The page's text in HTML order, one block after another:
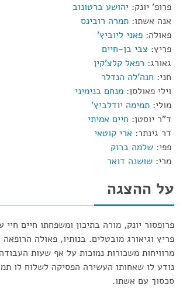
פרופ' יונק: יהושע ברטונוב
אנה אשתו: תמרה רובינס
פאולה: פאני ליוביץ'
פריץ: צבי בן-חיים
גאורג: רפאל קלצ'קין
חני: חנה'לה הנדלר
וילי פאולסן: מנחם בנימיני
מולי: תמימה יודלביץ'
ד"ר יוסטן: חיים אמיתי
דר גינתר: ארי קוטאי
פפי: שלמה ברוק
מרי: שושנה דואר
על ההצגה
פרופסור יונק, מורה בתיכון ומשפחתו חיים חיי
פריץ וגיאורג מובטלים. בנותיו, פאולה הרופאה
מרוויחות משכורות נמוכות על אף שעות
נודע לו שאחותו העשירה הפסיקה לשלוח לו
סכסוך עם אשתו.